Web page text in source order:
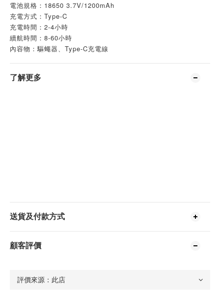
電池規格：18650 3.7V/1200mAh
充電方式：Type-C
充電時間：2-4小時
續航時間：8-60小時
內容物：驅蠅器、Type-C充電線
了解更多
送貨及付款方式
顧客評價